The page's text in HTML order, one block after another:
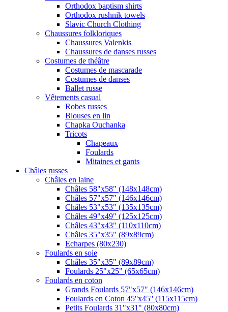
Orthodox baptism shirts
Orthodox rushnik towels
Slavic Church Clothing
Chaussures folkloriques
Chaussures Valenkis
Chaussures de danses russes
Costumes de théâtre
Costumes de mascarade
Costumes de danses
Ballet russe
Vêtements casual
Robes russes
Blouses en lin
Chapka Ouchanka
Tricots
Chapeaux
Foulards
Mitaines et gants
Châles russes
Châles en laine
Châles 58"x58" (148x148cm)
Châles 57"x57" (146x146cm)
Châles 53"x53" (135x135cm)
Châles 49"x49" (125x125cm)
Châles 43"x43" (110x110cm)
Châles 35"x35" (89x89cm)
Echarpes (80х230)
Foulards en soie
Châles 35"x35" (89x89cm)
Foulards 25"x25" (65x65cm)
Foulards en coton
Grands Foulards 57"x57" (146x146cm)
Foulards en Coton 45''x45'' (115x115cm)
Petits Foulards 31"x31" (80x80cm)